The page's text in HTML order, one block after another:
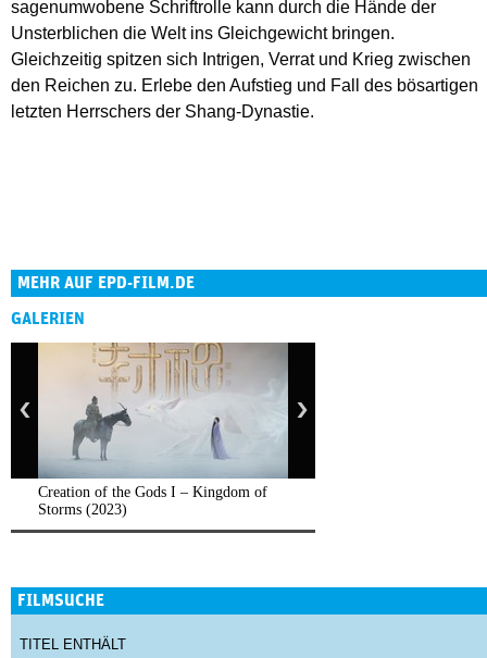
sagenumwobene Schriftrolle kann durch die Hände der
Unsterblichen die Welt ins Gleichgewicht bringen.
Gleichzeitig spitzen sich Intrigen, Verrat und Krieg zwischen
den Reichen zu. Erlebe den Aufstieg und Fall des bösartigen
letzten Herrschers der Shang-Dynastie.
MEHR AUF EPD-FILM.DE
GALERIEN
Creation of the Gods I – Kingdom of
Storms (2023)
FILMSUCHE
TITEL ENTHÄLT